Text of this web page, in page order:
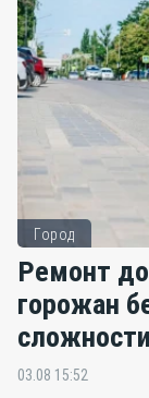
Город
Ремонт
горожан
03.08 15:52